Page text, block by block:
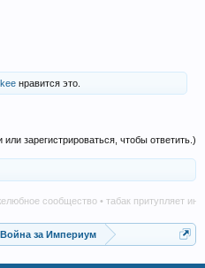
нравится это.
зарегистрироваться, чтобы ответить.)
сообщество • табак притупляет
Война за Империум